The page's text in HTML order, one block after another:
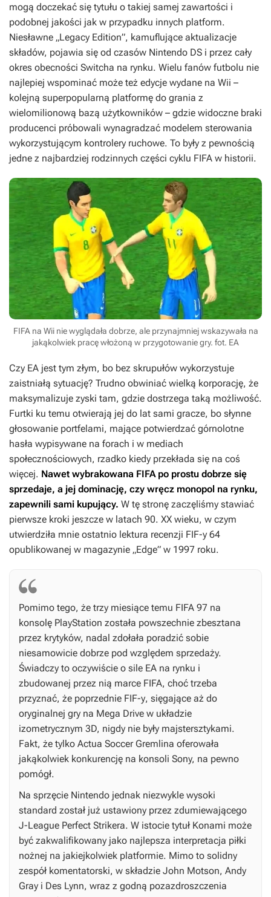
mogą doczekać się tytułu o takiej samej zawartości i
podobnej jakości jak w przypadku innych platform.
Niesławne „Legacy Edition”, kamuflujące aktualizacje
składów, pojawia się od czasów Nintendo DS i przez cały
okres obecności Switcha na rynku. Wielu fanów futbolu nie
najlepiej wspominać może też edycje wydane na Wii –
kolejną superpopularną platformę do grania z
wielomilionową bazą użytkowników – gdzie widoczne braki
producenci próbowali wynagradzać modelem sterowania
wykorzystującym kontrolery ruchowe. To były z pewnością
jedne z najbardziej rodzinnych części cyklu FIFA w historii.
FIFA na Wii nie wyglądała dobrze, ale przynajmniej wskazywała na
jakąkolwiek pracę włożoną w przygotowanie gry. fot. EA
Czy EA jest tym złym, bo bez skrupułów wykorzystuje
zaistniałą sytuację? Trudno obwiniać wielką korporację, że
maksymalizuje zyski tam, gdzie dostrzega taką możliwość.
Furtki ku temu otwierają jej do lat sami gracze, bo słynne
głosowanie portfelami, mające potwierdzać górnolotne
hasła wypisywane na forach i w mediach
społecznościowych, rzadko kiedy przekłada się na coś
więcej. Nawet wybrakowana FIFA po prostu dobrze się
sprzedaje, a jej dominację, czy wręcz monopol na rynku,
zapewnili sami kupujący. W tę stronę zaczęliśmy stawiać
pierwsze kroki jeszcze w latach 90. XX wieku, w czym
utwierdziła mnie ostatnio lektura recenzji FIF-y 64
opublikowanej w magazynie „Edge” w 1997 roku.
Pomimo tego, że trzy miesiące temu FIFA 97 na
konsolę PlayStation została powszechnie zbesztana
przez krytyków, nadal zdołała poradzić sobie
niesamowicie dobrze pod względem sprzedaży.
Świadczy to oczywiście o sile EA na rynku i
zbudowanej przez nią marce FIFA, choć trzeba
przyznać, że poprzednie FIF-y, sięgające aż do
oryginalnej gry na Mega Drive w układzie
izometrycznym 3D, nigdy nie były majstersztykami.
Fakt, że tylko Actua SoccerGremlina oferowała
jakąkolwiek konkurencję na konsoli Sony, na pewno
pomógł.
Na sprzęcie Nintendo jednak niezwykle wysoki
standard został już ustawiony przez zdumiewającego
J-League Perfect Strikera. W istocie tytuł Konami może
być zakwalifikowany jako najlepsza interpretacja piłki
nożnej na jakiejkolwiek platformie. Mimo to solidny
zespół komentatorski, w składzie John Motson, Andy
Gray i Des Lynn, wraz z godną pozazdroszczenia